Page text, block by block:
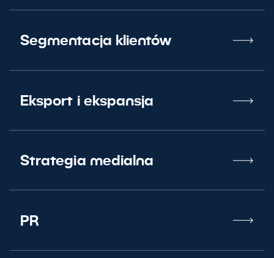
Segmentacja klientów
Eksport i ekspansja
Strategia medialna
PR